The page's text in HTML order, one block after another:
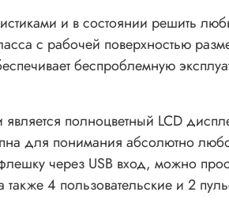
и в состоянии решить
с рабочей
беспроблемную
полноцветный LCD
для понимания абсолютно
через USB вход, можно
4 пользовательские и 2